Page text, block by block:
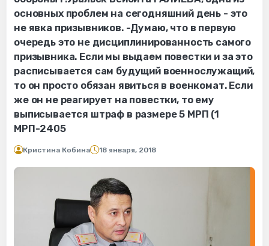
основных проблем на сегодняшний день - это
не явка призывников. -Думаю, что в первую
очередь это не дисциплинированность самого
призывника. Если мы выдаем повестки и за это
расписывается сам будущий военнослужащий,
то он просто обязан явиться в военкомат. Если
же он не реагирует на повестки, то ему
выписывается штраф в размере 5 МРП (1
МРП-2405
Кристина Кобина 18 января, 2018